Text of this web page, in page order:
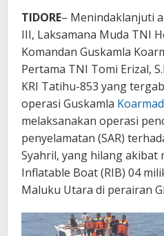
TIDORE– Menindaklanjuti
III, Laksamana Muda TNI
Komandan Guskamla
Pertama TNI Tomi Erizal,
KRI Tatihu-853 yang
operasi Guskamla
melaksanakan operasi
penyelamatan (SAR)
Syahril, yang hilang akibat
Inflatable Boat (RIB) 04
Maluku Utara di perairan